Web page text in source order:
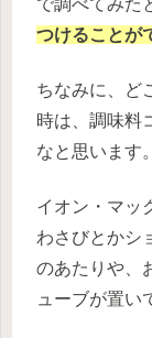
つけることが
ちなみに、ど
時は、調味料
なと思います。
イオン・マッ
わさびとかシ
のあたりや、
ューブが置い